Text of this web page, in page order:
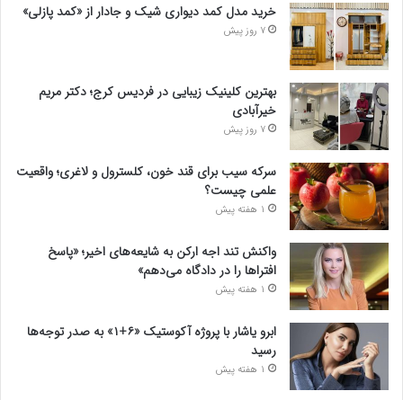
خرید مدل کمد دیواری شیک و جادار از «کمد پازلی»
7 روز پیش
بهترین کلینیک زیبایی در فردیس کرج؛ دکتر مریم
خیرآبادی
7 روز پیش
سرکه سیب برای قند خون، کلسترول و لاغری؛ واقعیت
علمی چیست؟
1 هفته پیش
واکنش تند اجه ارکن به شایعه‌های اخیر؛ «پاسخ
افتراها را در دادگاه می‌دهم»
1 هفته پیش
ابرو یاشار با پروژه آکوستیک «۶+۱» به صدر توجه‌ها
رسید
1 هفته پیش